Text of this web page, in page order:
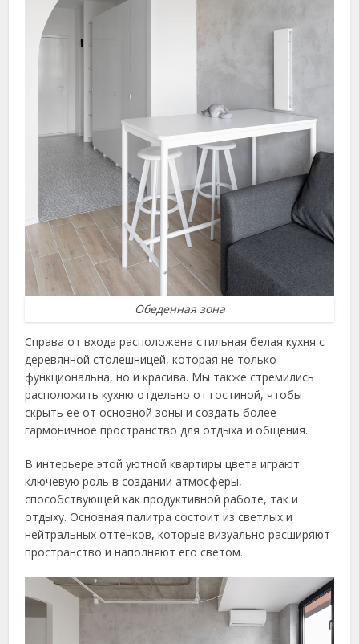
Обеденная зона
Справа от входа расположена стильная белая кухня с
деревянной столешницей, которая не только
функциональна, но и красива. Мы также стремились
расположить кухню отдельно от гостиной, чтобы
скрыть ее от основной зоны и создать более
гармоничное пространство для отдыха и общения.
В интерьере этой уютной квартиры цвета играют
ключевую роль в создании атмосферы,
способствующей как продуктивной работе, так и
отдыху. Основная палитра состоит из светлых и
нейтральных оттенков, которые визуально расширяют
пространство и наполняют его светом.